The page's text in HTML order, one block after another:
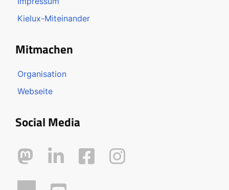
Kielux-Miteinander
Mitmachen
Organisation
Webseite
Social Media